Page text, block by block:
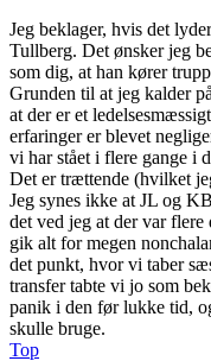
Jeg beklager, hvis det
Tullberg. Det ønsker jeg
som dig, at han kører
Grunden til at jeg kalder
at der er et
erfaringer er blevet
vi har stået i flere gange i
Det er trættende (hvilket
Jeg synes ikke at JL og
det ved jeg at der var
gik alt for megen
det punkt, hvor vi taber
transfer tabte vi jo som
panik i den før lukke tid,
skulle bruge.
Top